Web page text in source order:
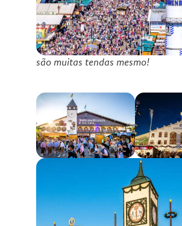
são muitas tendas mesmo!